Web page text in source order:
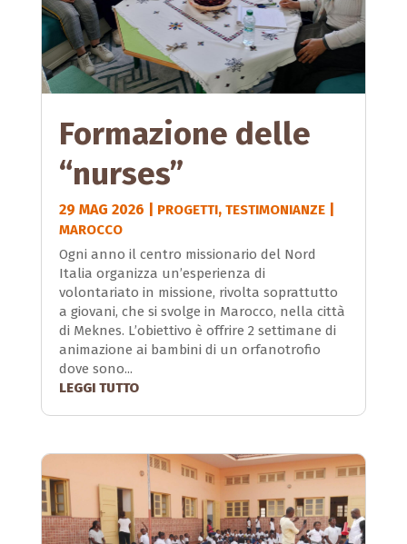
Formazione delle
“nurses”
29 MAG 2026 PROGETTI, TESTIMONIANZE|
MAROCCO
Ogni anno il centro missionario del Nord
Italia organizza un’esperienza di
volontariato in missione, rivolta soprattutto
a giovani, che si svolge in Marocco, nella città
di Meknes. L’obiettivo è offrire 2 settimane di
animazione ai bambini di un orfanotrofio
dove sono...
LEGGI TUTTO